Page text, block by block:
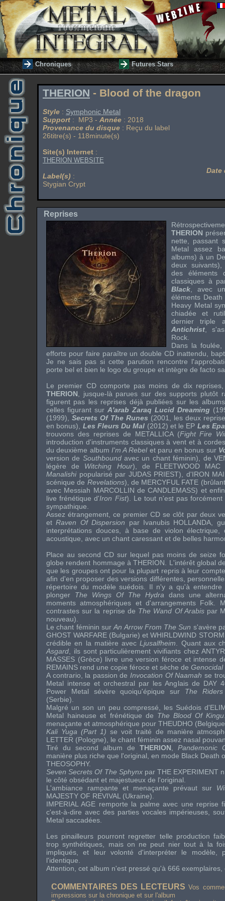
Chroniques Futures Stars
THERION - Blood of the dragon
Style : Symphonic Metal
Support : MP3 - Année : 2018
Provenance du disque : Reçu du label
26titre(s) - 118minute(s)
Site(s) Internet :
THERION WEBSITE
Label(s) :
Stygian Crypt
Date
Reprises
THERION
nette, passant
Metal assez
albums) à un
deux
des éléments
classiques à
Black , avec
éléments
Heavy Metal
chiadée et
dernier triple
Antichrist ,
Rock.
Dans la foulée,
efforts pour faire paraître un double CD inattendu,
Je ne sais pas si cette parution rencontre
porte bel et bien le logo du groupe et intègre de facto
Le premier CD comporte pas moins de dix
THERION , jusque-là parues sur des supports plutôt
figurent pas les reprises déjà publiées sur les
celles figurant sur A'arab Zaraq Lucid Dreaming
(1999), Secrets Of The Runes (2001, les deux
en bonus), Les Fleurs Du Mal (2012) et le EP Les
trouvons des reprises de METALLICA (Fight Fire
introduction d'instruments classiques à vent et à
du deuxième album I'm A Rebelet paru en bonus sur
version de Southboundavec un chant féminin), de
légère de Witching Hour), de FLEETWOOD MAC
Manalishi popularisé par JUDAS PRIEST), d'IRON
scénique de Revelations), de MERCYFUL FATE
avec Messiah MARCOLLIN deCANDLEMASS) et
live frénétique d'Iron Fist). Le tout n'est pas
sympathique.
Assez étrangement, ce premier CD se clôt par deux
etRaven Of Dispersion par Ivanubis HOLLANDA ,
interprétations douces, à base de violon
acoustique, avec un chant caressant et de belles
Place au second CD sur lequel pas moins de seize
globe rendent hommage à THERION. L'intérêt global
que les groupes ont pour la plupart repris à leur
afin d'en proposer des versions différentes,
répertoire du modèle suédois. Il n'y a qu'à entendre
plonger The Wings Of The Hydra dans une
moments atmosphériques et d'arrangements Folk.
contrastes sur la reprise de The Wand Of Arabispar
nouveau).
Le chant féminin surAn Arrow From The Sun s'avère
GHOST WARFARE (Bulgarie) etWHIRLDWIND STORM
crédible en la matière avecLjusalfheim . Quant aux
Asgard , ils sont particulièrement vivifiants chez
MASSES (Grèce) livre une version féroce et intense
REMAINS rend une copie féroce et sèche de Genocidal
A contrario, la passion de Invocation Of Naamah se
Metal intense et orchestral par les Anglais de DAY
Power Metal sévère quoiqu'épique sur The
(Serbie).
Malgré un son un peu compressé, les Suédois d'
Metal haineuse et frénétique de The Blood Of Kingu
menaçante et atmosphérique pour THEUDHO
Kali Yuga (Part 1) se voit traité de manière
LETTER (Pologne), le chant féminin assez nasal
Tiré du second album de THERION
Pandemonic
manière plus riche que l'original, en mode Black Death
THEOSOPHY.
Seven Secrets Of The SphynxparTHE EXPERIMENT
le côté obsédant et majestueux de l'original.
L'ambiance rampante et menaçante prévaut sur
MAJESTY OF REVIVAL (Ukraine).
IMPERIAL AGE remporte la palme avec une reprise
c'est-à-dire avec des parties vocales impérieuses,
Metal saccadées.
Les pinailleurs pourront regretter telle production
trop synthétiques, mais on ne peut nier tout à la
impliqués, et leur volonté d'interpréter le
l'identique.
Attention, cet album n'est pressé qu'à 666
COMMENTAIRES DES LECTEURS Vos
impressions sur la chronique et sur l'album